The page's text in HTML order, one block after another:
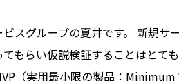
スグループの夏井です。 新規サ
もらい仮説検証することはとて
（実用最小限の製品：Minimum